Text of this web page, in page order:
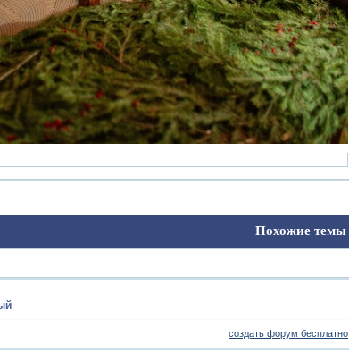
Похожие темы
создать форум бесплатно